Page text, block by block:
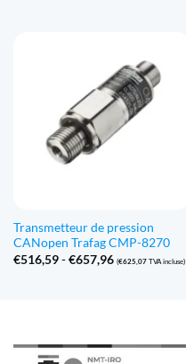
€157,34
Transmetteur de pression
CANopen Trafag CMP-8270
€516,59 - €657,96Gamme
(€625,07TVA incluse)